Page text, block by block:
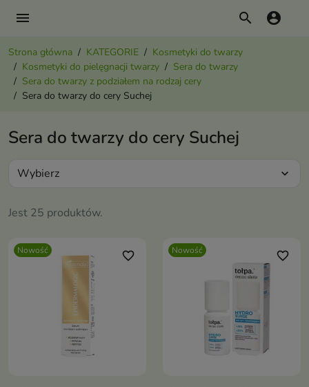
menu search account_circle
Strona główna KATEGORIE
Kosmetyki do twarzy
Kosmetyki do pielęgnacji twarzy
Sera do twarzy
Sera do twarzy z podziałem na rodzaj cery
Sera do twarzy do cery Suchej
Sera do twarzy do cery Suchej
Jest 25 produktów.
Wybierz expand_more
Nowość favorite_border Nowość favorite_border